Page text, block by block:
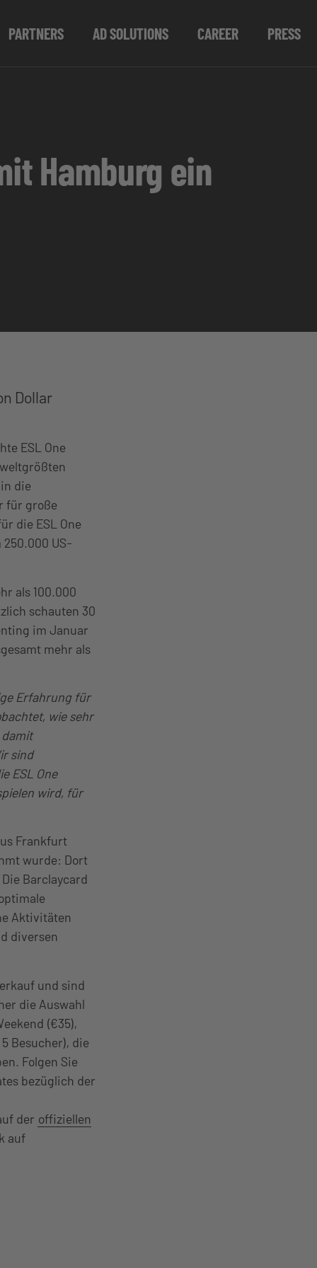
PARTNERS AD SOLUTIONS CAREER PRESS
Hamburg ein
Dollar
ESL One
die
für große
die ESL One
250.000 US-
als 100.000
schauten 30
im Januar
mehr als
Erfahrung für
wie sehr
sind
ESL One
wird, für
Frankfurt
wurde: Dort
Barclaycard
Aktivitäten
diversen
und sind
die Auswahl
(€35),
Besucher), die
Folgen Sie
bezüglich der
der offiziellen
auf